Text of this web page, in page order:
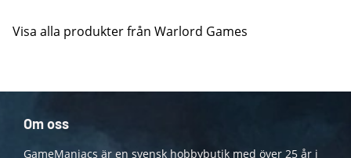
Visa alla produkter från Warlord Games
Om oss
GameManiacs är en svensk hobbybutik med över 25 år i